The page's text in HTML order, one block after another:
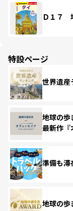
Ｄ１７
特設ページ
世界遺産
地球の
最新作『
準備も
地球の歩